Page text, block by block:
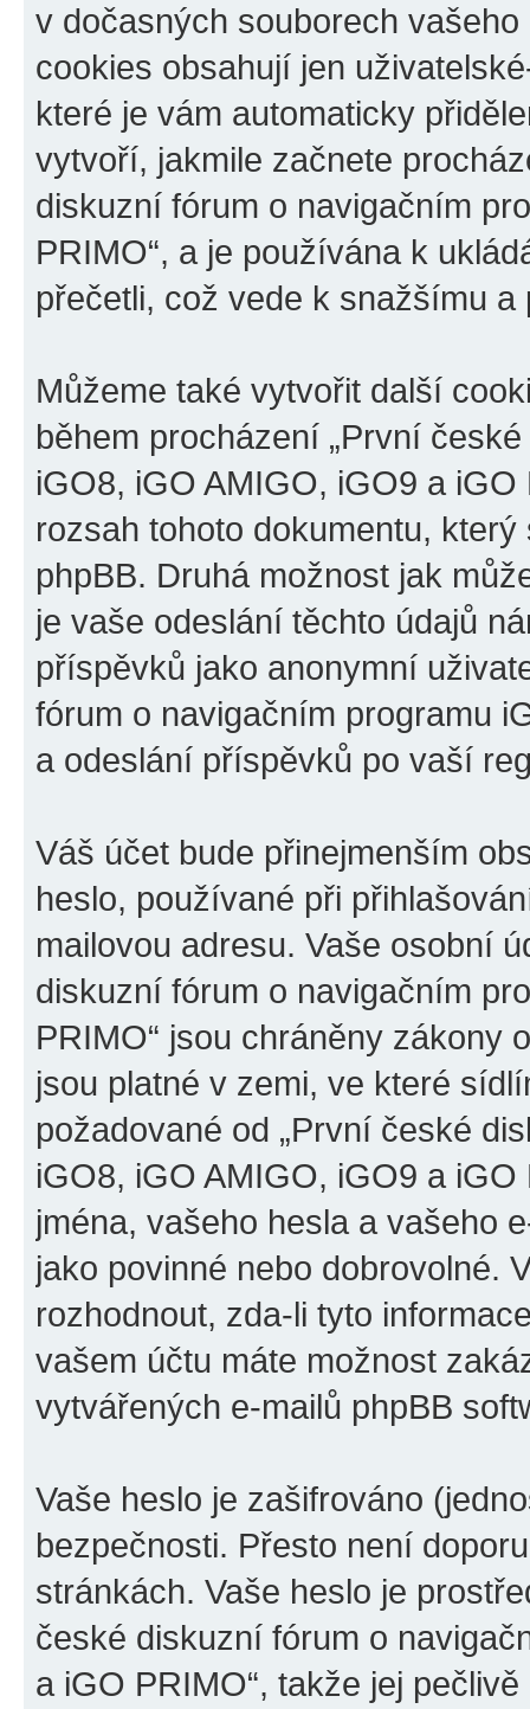
v dočasných souborech
cookies obsahují jen
které je vám automaticky
vytvoří, jakmile začnete
diskuzní fórum o navigačním
PRIMO“, a je používána k
přečetli, což vede k snažšímu
Můžeme také vytvořit další
během procházení „První
iGO8, iGO AMIGO, iGO9 a
rozsah tohoto dokumentu,
phpBB. Druhá možnost jak
je vaše odeslání těchto údajů
příspěvků jako anonymní
fórum o navigačním programu
a odeslání příspěvků po vaší
Váš účet bude přinejmenším
heslo, používané při
mailovou adresu. Vaše osobní
diskuzní fórum o navigačním
PRIMO“ jsou chráněny zákony
jsou platné v zemi, ve které
požadované od „První české
iGO8, iGO AMIGO, iGO9 a
jména, vašeho hesla a vašeho
jako povinné nebo dobrovolné.
rozhodnout, zda-li tyto
vašem účtu máte možnost
vytvářených e-mailů phpBB
Vaše heslo je zašifrováno
bezpečnosti. Přesto není
stránkách. Vaše heslo je
české diskuzní fórum o
a iGO PRIMO“, takže jej